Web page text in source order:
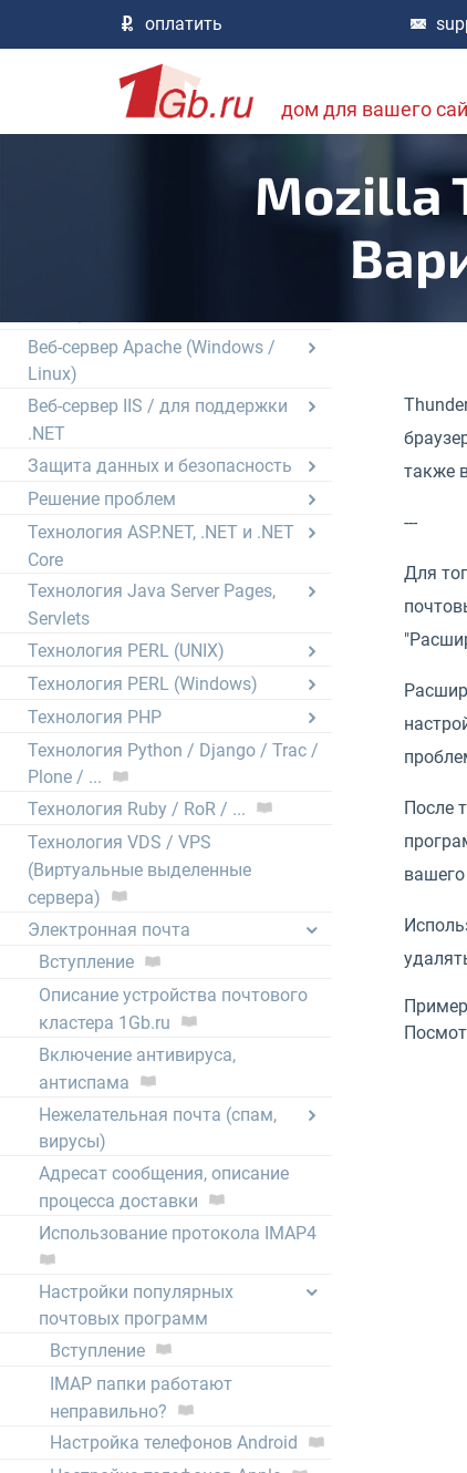
оплатить
дом для вашего
Mozilla
Технический регламент, правила
работы
Технологии, возможности,
совместимость
Общие вопросы веб-
Веб-сервер Apache (Windows /
Linux)
Веб-сервер IIS / для поддержки
.NET
Защита данных и безопасность
Решение проблем
Технология ASP.NET, .NET и .NET
Core
Технология Java Server Pages,
Servlets
Технология PERL (UNIX)
Технология PERL (Windows)
Технология PHP
Технология Python / Django / Trac /
Plone / ...
Технология Ruby / RoR / ...
Технология VDS / VPS
(Виртуальные выделенные
сервера)
Электронная почта
Вступление
Описание устройства почтового
кластера 1Gb.ru
Включение антивируса,
антиспама
Нежелательная почта (спам,
вирусы)
Адресат сообщения, описание
процесса доставки
Использование протокола IMAP4
Настройки популярных
почтовых программ
Вступление
IMAP папки работают
неправильно?
Настройка телефонов Android
также
---
Для
После